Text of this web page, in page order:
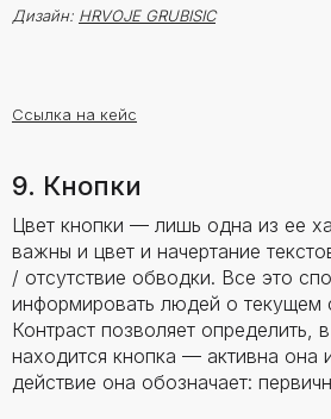
Дизайн: HRVOJE GRUBISIC
Ссылка на кейс
9. Кнопки
Цвет кнопки — лишь одна из ее
важны и цвет и начертание
/ отсутствие обводки. Все это
информировать людей о текущем
Контраст позволяет определить,
находится кнопка — активна она
действие она обозначает: